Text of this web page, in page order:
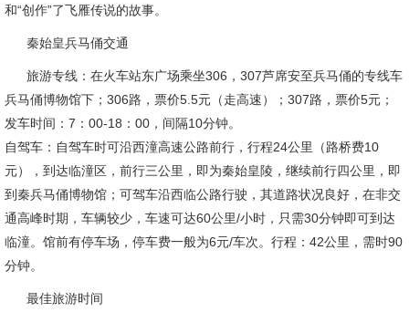
和“创作”了飞雁传说的故事。
秦始皇兵马俑交通
旅游专线：在火车站东广场乘坐306，307芦席安至兵马俑的专线车
兵马俑博物馆下；306路，票价5.5元（走高速）；307路，票价5元；
发车时间：7：00-18：00，间隔10分钟。
自驾车：自驾车时可沿西潼高速公路前行，行程24公里（路桥费10
元），到达临潼区，前行三公里，即为秦始皇陵，继续前行四公里，即
到秦兵马俑博物馆；可驾车沿西临公路行驶，其道路状况良好，在非交
通高峰时期，车辆较少，车速可达60公里/小时，只需30分钟即可到达
临潼。馆前有停车场，停车费一般为6元/车次。行程：42公里，需时90
分钟。
最佳旅游时间